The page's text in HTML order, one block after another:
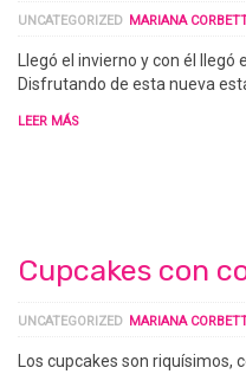
UNCATEGORIZED MARIANA
Llegó el invierno y con él
Disfrutando de esta nueva
LEER MÁS
Cupcakes con
UNCATEGORIZED MARIANA
Los cupcakes son riquísimos,